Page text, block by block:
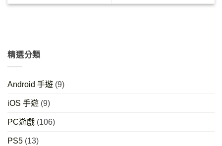
精選分類
Android 手遊 (9)
iOS 手遊 (9)
PC遊戲 (106)
PS5 (13)